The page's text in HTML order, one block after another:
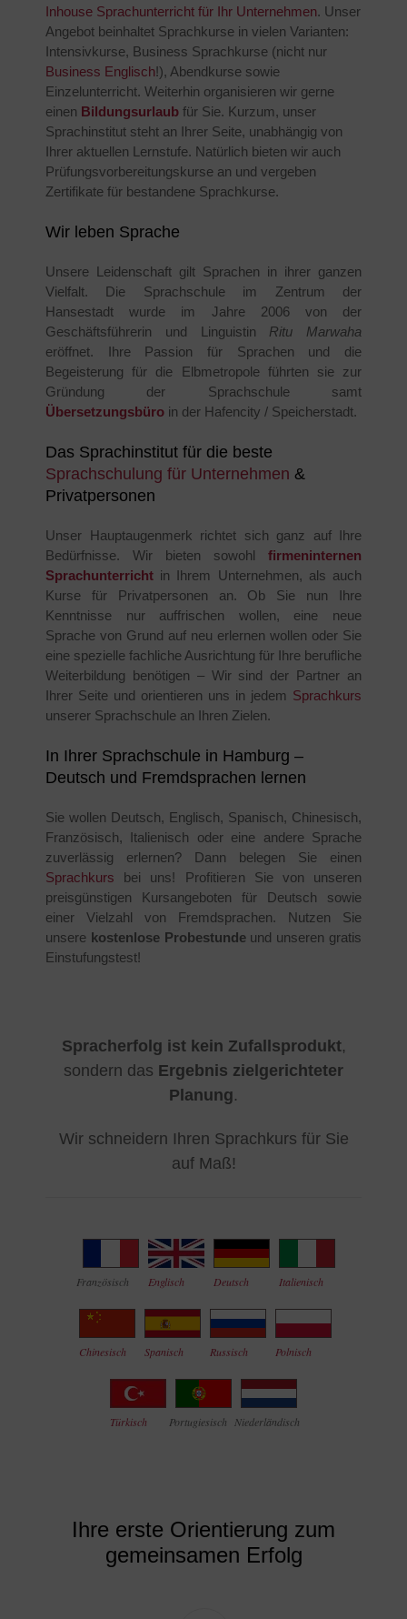
Inhouse Sprachunterricht für Ihr Unternehmen. Unser
Angebot beinhaltet Sprachkurse in vielen Varianten:
Intensivkurse, Business Sprachkurse (nicht nur
Business Englisch!), Abendkurse sowie
Einzelunterricht. Weiterhin organisieren wir gerne
einen Bildungsurlaub für Sie. Kurzum, unser
Sprachinstitut steht an Ihrer Seite, unabhängig von
Ihrer aktuellen Lernstufe. Natürlich bieten wir auch
Prüfungsvorbereitungskurse an und vergeben
Zertifikate für bestandene Sprachkurse.
Wir leben Sprache
Unsere Leidenschaft gilt Sprachen in ihrer ganzen
Vielfalt. Die Sprachschule im Zentrum der
Hansestadt wurde im Jahre 2006 von der
Geschäftsführerin und Linguistin Ritu Marwaha
eröffnet. Ihre Passion für Sprachen und die
Begeisterung für die Elbmetropole führten sie zur
Gründung der Sprachschule samt
Übersetzungsbüro in der Hafencity / Speicherstadt.
Das Sprachinstitut für die beste
Sprachschulung für Unternehmen &
Privatpersonen
Unser Hauptaugenmerk richtet sich ganz auf Ihre
Bedürfnisse. Wir bieten sowohl firmeninternen
Sprachunterricht in Ihrem Unternehmen, als auch
Kurse für Privatpersonen an. Ob Sie nun Ihre
Kenntnisse nur auffrischen wollen, eine neue
Sprache von Grund auf neu erlernen wollen oder Sie
eine spezielle fachliche Ausrichtung für Ihre berufliche
Weiterbildung benötigen – Wir sind der Partner an
Ihrer Seite und orientieren uns in jedem Sprachkurs
unserer Sprachschule an Ihren Zielen.
In Ihrer Sprachschule in Hamburg –
Deutsch und Fremdsprachen lernen
Sie wollen Deutsch, Englisch, Spanisch, Chinesisch,
Französisch, Italienisch oder eine andere Sprache
zuverlässig erlernen? Dann belegen Sie einen
Sprachkurs bei uns! Profitieren Sie von unseren
preisgünstigen Kursangeboten für Deutsch sowie
einer Vielzahl von Fremdsprachen. Nutzen Sie
unsere kostenlose Probestundeund unseren gratis
Einstufungstest!
Spracherfolg ist kein Zufallsprodukt,
sondern das Ergebnis zielgerichteter
Planung.
Wir schneidern Ihren Sprachkurs für Sie
auf Maß!
Französisch Englisch Deutsch Italienisch
Chinesisch Spanisch Russisch Polnisch
Türkisch Portugiesisch Niederländisch
Ihre erste Orientierung zum
gemeinsamen Erfolg